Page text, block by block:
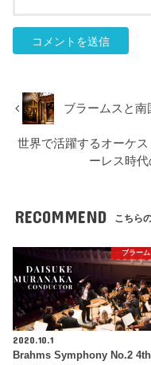
ブラームスと南
世界で活躍するオーケ
ーレス時
RECOMMEND こちら
ブラー
2020.10.1
Brahms Symphony No.2 4th